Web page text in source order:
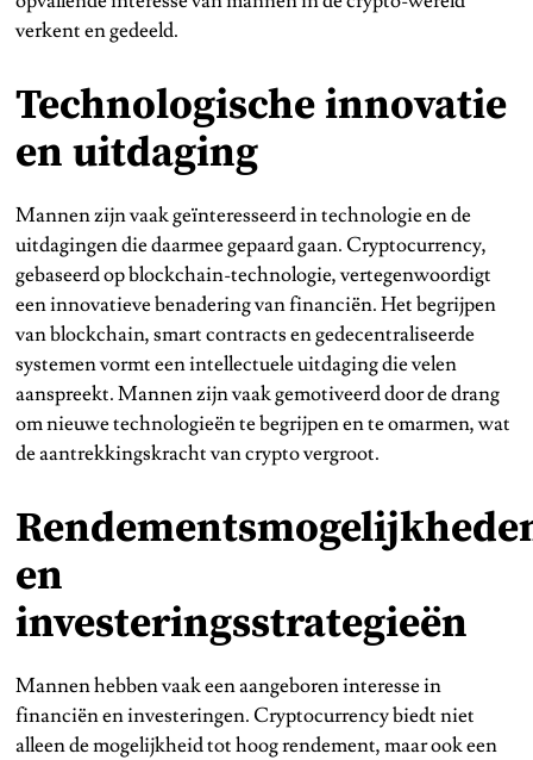
verkent en gedeeld.
Technologische innovatie
en uitdaging
Mannen zijn vaak geïnteresseerd in technologie en de
uitdagingen die daarmee gepaard gaan. Cryptocurrency,
gebaseerd op blockchain-technologie, vertegenwoordigt
een innovatieve benadering van financiën. Het begrijpen
van blockchain, smart contracts en gedecentraliseerde
systemen vormt een intellectuele uitdaging die velen
aanspreekt. Mannen zijn vaak gemotiveerd door de drang
om nieuwe technologieën te begrijpen en te omarmen, wat
de aantrekkingskracht van crypto vergroot.
en
investeringsstrategieën
Mannen hebben vaak een aangeboren interesse in
financiën en investeringen. Cryptocurrency biedt niet
alleen de mogelijkheid tot hoog rendement, maar ook een